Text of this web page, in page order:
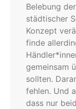
Belebung
städtischer
Konzept
finde
gemeinsam
sollten.
fehlen. Und
dass nur